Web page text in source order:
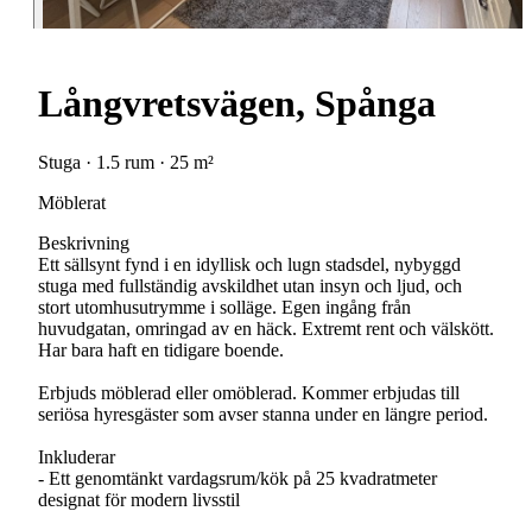
Långvretsvägen, Spånga
Stuga · 1.5 rum · 25 m²
Möblerat
Beskrivning
Ett sällsynt fynd i en idyllisk och lugn stadsdel, nybyggd
stuga med fullständig avskildhet utan insyn och ljud, och
stort utomhusutrymme i solläge. Egen ingång från
huvudgatan, omringad av en häck. Extremt rent och välskött.
Har bara haft en tidigare boende.
Erbjuds möblerad eller omöblerad. Kommer erbjudas till
seriösa hyresgäster som avser stanna under en längre period.
Inkluderar
- Ett genomtänkt vardagsrum/kök på 25 kvadratmeter
designat för modern livsstil